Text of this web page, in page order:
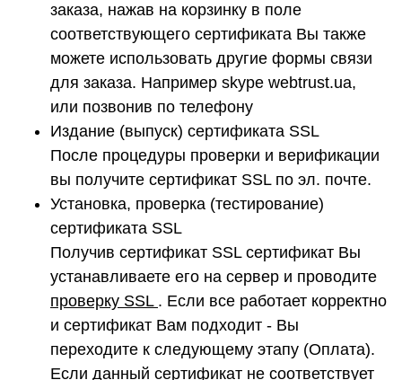
заказа, нажав на корзинку в поле
соответствующего сертификата Вы также
можете использовать другие формы связи
для заказа. Например skype webtrust.ua,
или позвонив по телефону
Издание (выпуск) сертификата SSL
После процедуры проверки и верификации
вы получите сертификат SSL по эл. почте.
Установка, проверка (тестирование)
сертификата SSL
Получив сертификат SSL сертификат Вы
устанавливаете его на сервер и проводите
проверку SSL . Если все работает корректно
и сертификат Вам подходит - Вы
переходите к следующему этапу (Оплата).
Если данный сертификат не соответствует